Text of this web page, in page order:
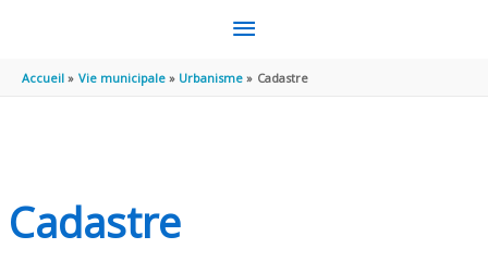
MENU
PRINCIPAL
Accueil Vie municipale Urbanisme Cadastre
Cadastre